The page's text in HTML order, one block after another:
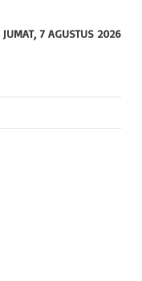
JUMAT, 7 AGUSTUS 2026